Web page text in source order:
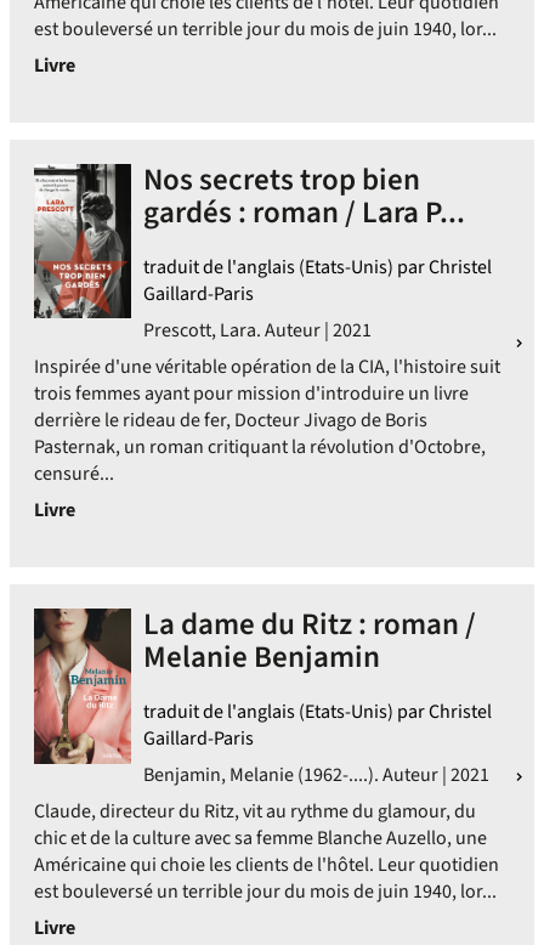
est bouleversé un terrible jour du mois de juin 1940, lor...
Livre
Nos secrets trop bien
gardés : roman / Lara P...
traduit de l'anglais (Etats-Unis) par Christel
Gaillard-Paris
Prescott, Lara. Auteur | 2021
Inspirée d'une véritable opération de la CIA, l'histoire suit
trois femmes ayant pour mission d'introduire un livre
derrière le rideau de fer, Docteur Jivago de Boris
Pasternak, un roman critiquant la révolution d'Octobre,
censuré...
Livre
La dame du Ritz : roman /
Melanie Benjamin
traduit de l'anglais (Etats-Unis) par Christel
Gaillard-Paris
Benjamin, Melanie (1962-....). Auteur | 2021
Claude, directeur du Ritz, vit au rythme du glamour, du
chic et de la culture avec sa femme Blanche Auzello, une
Américaine qui choie les clients de l'hôtel. Leur quotidien
est bouleversé un terrible jour du mois de juin 1940, lor...
Livre